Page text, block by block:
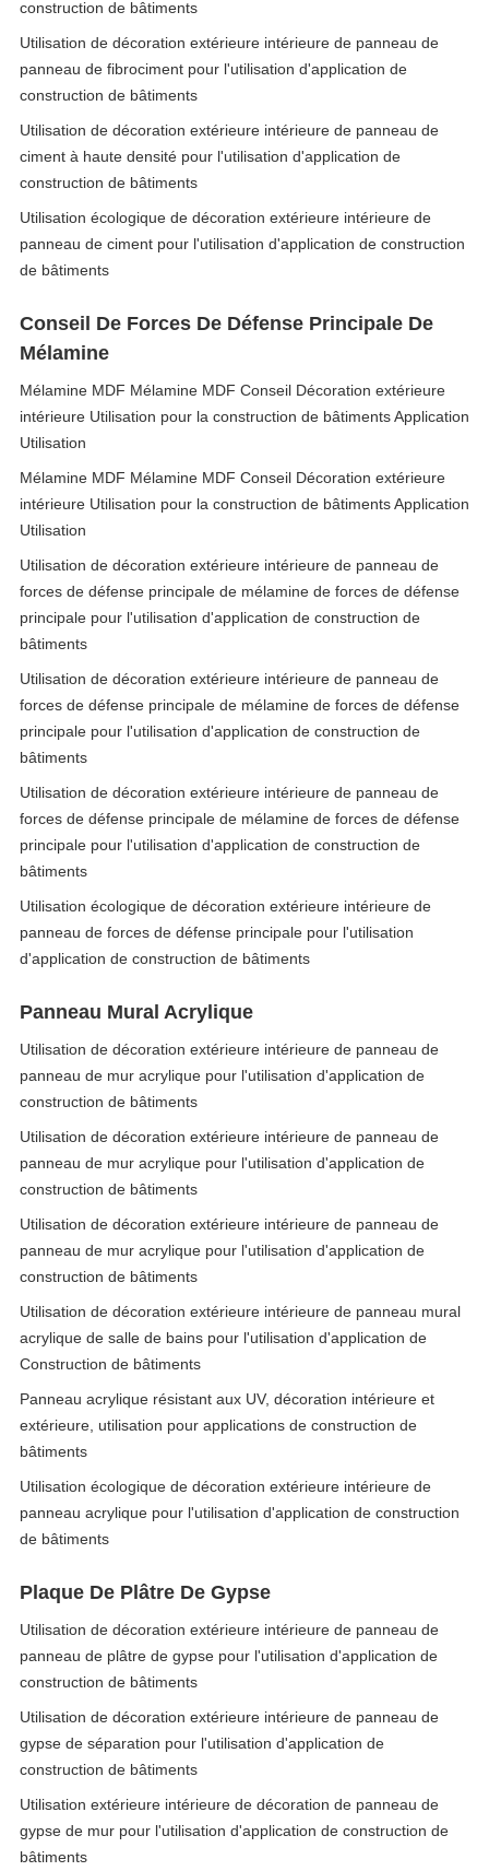
construction de bâtiments
Utilisation de décoration extérieure intérieure de panneau de
panneau de fibrociment pour l'utilisation d'application de
construction de bâtiments
Utilisation de décoration extérieure intérieure de panneau de
ciment à haute densité pour l'utilisation d'application de
construction de bâtiments
Utilisation écologique de décoration extérieure intérieure de
panneau de ciment pour l'utilisation d'application de construction
de bâtiments
Conseil De Forces De Défense Principale De
Mélamine
Mélamine MDF Mélamine MDF Conseil Décoration extérieure
intérieure Utilisation pour la construction de bâtiments Application
Utilisation
Mélamine MDF Mélamine MDF Conseil Décoration extérieure
intérieure Utilisation pour la construction de bâtiments Application
Utilisation
Utilisation de décoration extérieure intérieure de panneau de
forces de défense principale de mélamine de forces de défense
principale pour l'utilisation d'application de construction de
bâtiments
Utilisation de décoration extérieure intérieure de panneau de
forces de défense principale de mélamine de forces de défense
principale pour l'utilisation d'application de construction de
bâtiments
Utilisation de décoration extérieure intérieure de panneau de
forces de défense principale de mélamine de forces de défense
principale pour l'utilisation d'application de construction de
bâtiments
Utilisation écologique de décoration extérieure intérieure de
panneau de forces de défense principale pour l'utilisation
d'application de construction de bâtiments
Panneau Mural Acrylique
Utilisation de décoration extérieure intérieure de panneau de
panneau de mur acrylique pour l'utilisation d'application de
construction de bâtiments
Utilisation de décoration extérieure intérieure de panneau de
panneau de mur acrylique pour l'utilisation d'application de
construction de bâtiments
Utilisation de décoration extérieure intérieure de panneau de
panneau de mur acrylique pour l'utilisation d'application de
construction de bâtiments
Utilisation de décoration extérieure intérieure de panneau mural
acrylique de salle de bains pour l'utilisation d'application de
Construction de bâtiments
Panneau acrylique résistant aux UV, décoration intérieure et
extérieure, utilisation pour applications de construction de
bâtiments
Utilisation écologique de décoration extérieure intérieure de
panneau acrylique pour l'utilisation d'application de construction
de bâtiments
Plaque De Plâtre De Gypse
Utilisation de décoration extérieure intérieure de panneau de
panneau de plâtre de gypse pour l'utilisation d'application de
construction de bâtiments
Utilisation de décoration extérieure intérieure de panneau de
gypse de séparation pour l'utilisation d'application de
construction de bâtiments
Utilisation extérieure intérieure de décoration de panneau de
gypse de mur pour l'utilisation d'application de construction de
bâtiments